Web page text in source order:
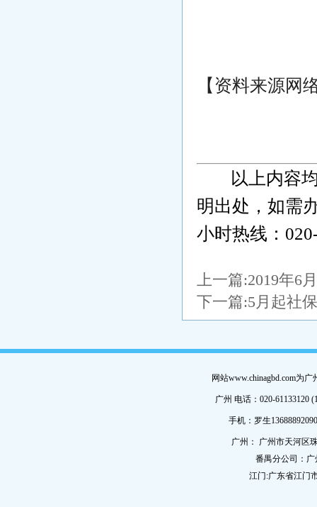
【资料来源网
以上内容
明出处，如需
小时热线：
上一篇:2019年6
下一篇:5月起社
网站www.chinagbd.com为
广州 电话：020-61133120
手机：罗生
广州： 广州市天河区
番禺分公司：
江门:广东省江门